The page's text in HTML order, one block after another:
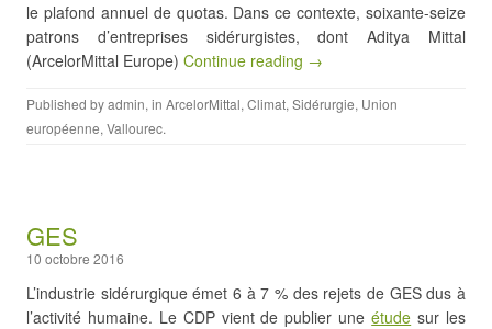
le plafond annuel de quotas. Dans ce contexte, soixante-seize
patrons d’entreprises sidérurgistes, dont Aditya Mittal
(ArcelorMittal Europe) Continue reading →
Published byadmin, in ArcelorMittal, Climat, Sidérurgie, Union
européenne, Vallourec.
GES
10 octobre 2016
L’industrie sidérurgique émet 6 à 7 % des rejets de GES dus à
l’activité humaine. Le CDP vient de publier uneétude sur les